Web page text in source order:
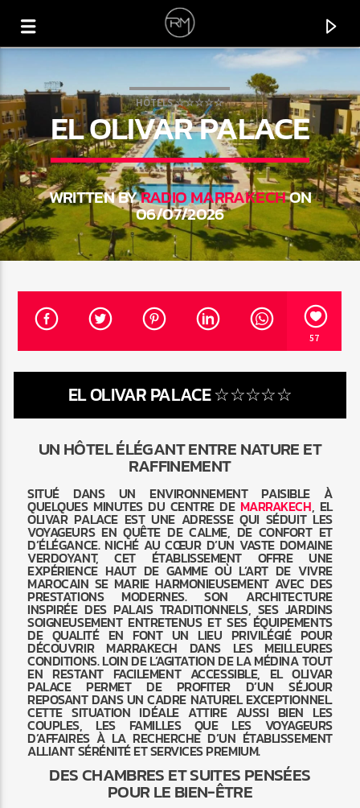
CURRENT TRACK
CIRCLE
MELOKO
HÔTELS ☆☆☆☆☆
EL OLIVAR PALACE
WRITTEN BYRADIO MARRAKECHON
06/07/2026
57
EL OLIVAR PALACE ☆☆☆☆☆
UN HÔTEL ÉLÉGANT ENTRE NATURE ET
RAFFINEMENT
SITUÉ DANS UN ENVIRONNEMENT PAISIBLE À
QUELQUES MINUTES DU CENTRE DE MARRAKECH, EL
OLIVAR PALACE EST UNE ADRESSE QUI SÉDUIT LES
VOYAGEURS EN QUÊTE DE CALME, DE CONFORT ET
D’ÉLÉGANCE. NICHÉ AU CŒUR D’UN VASTE DOMAINE
VERDOYANT, CET ÉTABLISSEMENT OFFRE UNE
EXPÉRIENCE HAUT DE GAMME OÙ L’ART DE VIVRE
MAROCAIN SE MARIE HARMONIEUSEMENT AVEC DES
PRESTATIONS MODERNES. SON ARCHITECTURE
INSPIRÉE DES PALAIS TRADITIONNELS, SES JARDINS
SOIGNEUSEMENT ENTRETENUS ET SES ÉQUIPEMENTS
DE QUALITÉ EN FONT UN LIEU PRIVILÉGIÉ POUR
DÉCOUVRIR MARRAKECH DANS LES MEILLEURES
CONDITIONS. LOIN DE L’AGITATION DE LA MÉDINA TOUT
EN RESTANT FACILEMENT ACCESSIBLE, EL OLIVAR
PALACE PERMET DE PROFITER D’UN SÉJOUR
REPOSANT DANS UN CADRE NATUREL EXCEPTIONNEL.
CETTE SITUATION IDÉALE ATTIRE AUSSI BIEN LES
COUPLES, LES FAMILLES QUE LES VOYAGEURS
D’AFFAIRES À LA RECHERCHE D’UN ÉTABLISSEMENT
ALLIANT SÉRÉNITÉ ET SERVICES PREMIUM.
DES CHAMBRES ET SUITES PENSÉES
POUR LE BIEN-ÊTRE